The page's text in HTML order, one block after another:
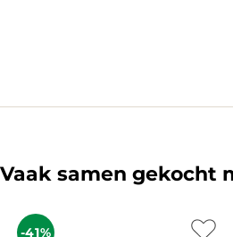
Vaak samen gekocht
-41%